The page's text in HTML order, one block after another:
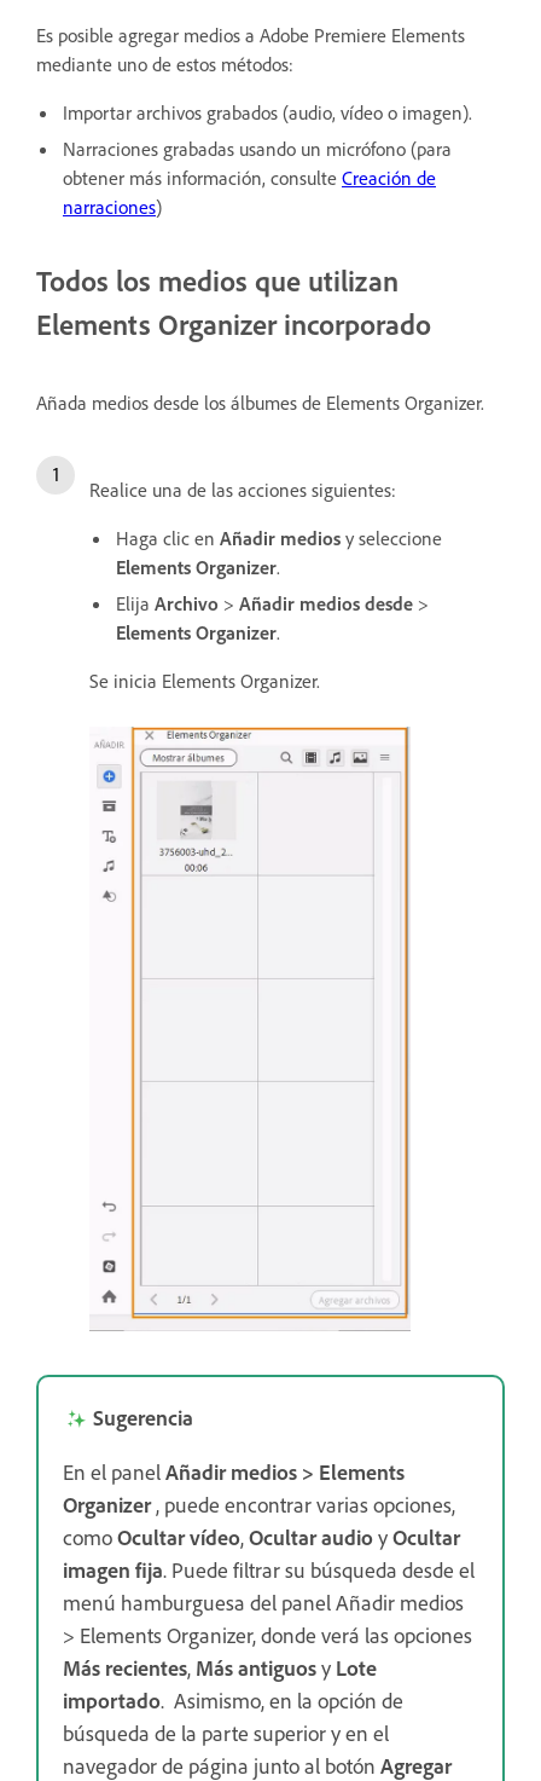
Es posible agregar medios a Adobe Premiere Elements
mediante uno de estos métodos:
Importar archivos grabados (audio, vídeo o imagen).
Narraciones grabadas usando un micrófono (para
obtener más información, consulte Creación de
narraciones)
Todos los medios que utilizan
Elements Organizer incorporado
Añada medios desde los álbumes de Elements Organizer.
Realice una de las acciones siguientes:
Haga clic en Añadir medios y seleccione
Elements Organizer.
Elija Archivo > Añadir medios desde >
Elements Organizer.
Se inicia Elements Organizer.
Sugerencia
En el panelAñadir medios > Elements
Organizer, puede encontrar varias opciones,
comoOcultar vídeo,Ocultar audioyOcultar
imagen fija. Puede filtrar su búsqueda desde el
menú hamburguesa del panel Añadir medios
> Elements Organizer, donde verá las opciones
Más recientes, Más antiguosy Lote
importado. Asimismo, en la opción de
búsqueda de la parte superior y en el
navegador de página junto al botón Agregar